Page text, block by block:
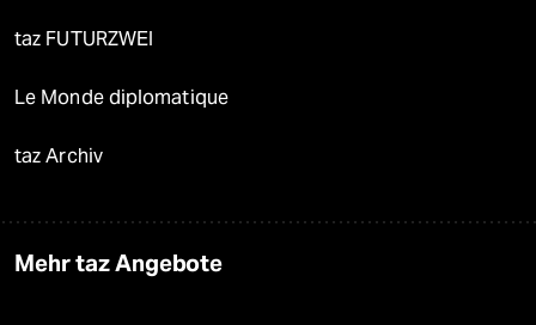
taz FUTURZWEI
Le Monde diplomatique
taz Archiv
Mehr taz Angebote